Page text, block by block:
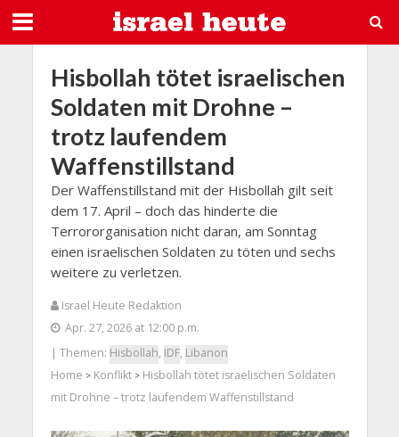
Hisbollah tötet israelischen
Soldaten mit Drohne –
trotz laufendem
Waffenstillstand
Der Waffenstillstand mit der Hisbollah gilt seit
dem 17. April – doch das hinderte die
Terrororganisation nicht daran, am Sonntag
einen israelischen Soldaten zu töten und sechs
weitere zu verletzen.
Israel Heute Redaktion
Apr. 27, 2026 at 12:00 p.m.
| Themen: Hisbollah, IDF, Libanon
Home > Konflikt> Hisbollah tötet israelischen Soldaten
mit Drohne – trotz laufendem Waffenstillstand